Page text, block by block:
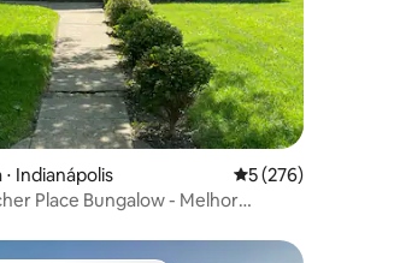
⋅ Indianápolis 5 de uma avaliação
5 (276)
Place Bungalow - Melhor